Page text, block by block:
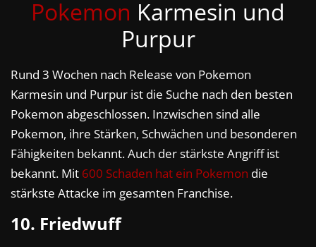
Pokemon Karmesin und
Purpur
Rund 3 Wochen nach Release von Pokemon
Karmesin und Purpur ist die Suche nach den besten
Pokemon abgeschlossen. Inzwischen sind alle
Pokemon, ihre Stärken, Schwächen und besonderen
Fähigkeiten bekannt. Auch der stärkste Angriff ist
bekannt. Mit 600 Schaden hat ein Pokemon die
stärkste Attacke im gesamten Franchise.
10. Friedwuff